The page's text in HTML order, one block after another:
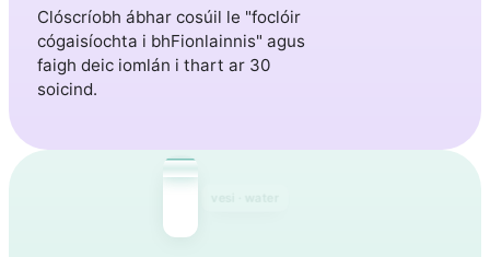
Clóscríobh ábhar cosúil le "foclóir
cógaisíochta i bhFionlainnis" agus
faigh deic iomlán i thart ar 30
soicind.